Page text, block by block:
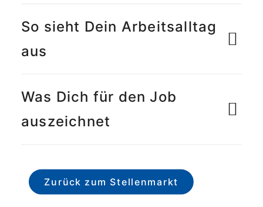
So sieht Dein Arbeitsalltag
aus
Was Dich für den Job
auszeichnet
Zurück zum Stellenmarkt